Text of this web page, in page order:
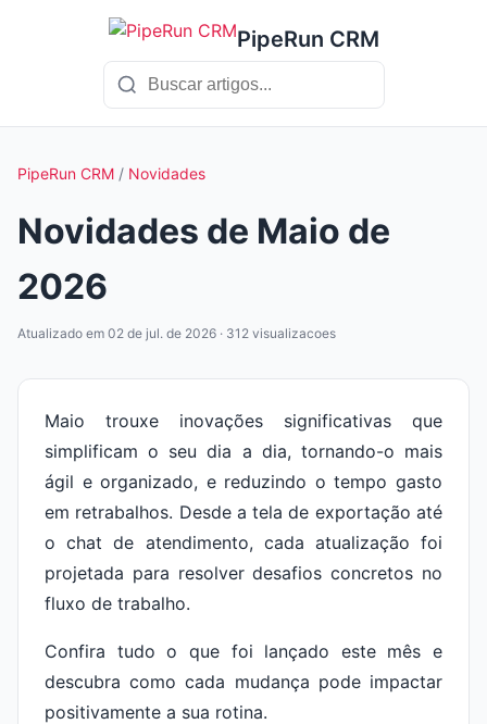
PipeRun CRM
PipeRun CRM / Novidades
Novidades de Maio de
2026
Atualizado em 02 de jul. de 2026 · 312 visualizacoes
Maio trouxe inovações significativas que
simplificam o seu dia a dia, tornando-o mais
ágil e organizado, e reduzindo o tempo gasto
em retrabalhos. Desde a tela de exportação até
o chat de atendimento, cada atualização foi
projetada para resolver desafios concretos no
fluxo de trabalho.
Confira tudo o que foi lançado este mês e
descubra como cada mudança pode impactar
positivamente a sua rotina.